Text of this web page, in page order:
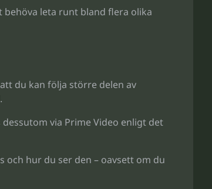
behöva leta runt bland flera olika
du kan följa större delen av
via Prime Video enligt det
hur du ser den – oavsett om du